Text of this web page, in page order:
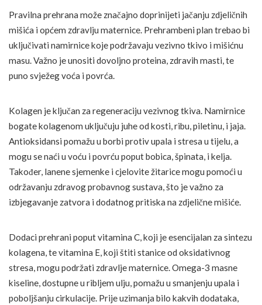
Pravilna prehrana može značajno doprinijeti jačanju zdjeličnih
mišića i općem zdravlju maternice. Prehrambeni plan trebao bi
uključivati namirnice koje podržavaju vezivno tkivo i mišićnu
masu. Važno je unositi dovoljno proteina, zdravih masti, te
puno svježeg voća i povrća.
Kolagen je ključan za regeneraciju vezivnog tkiva. Namirnice
bogate kolagenom uključuju juhe od kosti, ribu, piletinu, i jaja.
Antioksidansi pomažu u borbi protiv upala i stresa u tijelu, a
mogu se naći u voću i povrću poput bobica, špinata, i kelja.
Također, lanene sjemenke i cjelovite žitarice mogu pomoći u
održavanju zdravog probavnog sustava, što je važno za
izbjegavanje zatvora i dodatnog pritiska na zdjelične mišiće.
Dodaci prehrani poput vitamina C, koji je esencijalan za sintezu
kolagena, te vitamina E, koji štiti stanice od oksidativnog
stresa, mogu podržati zdravlje maternice. Omega-3 masne
kiseline, dostupne u ribljem ulju, pomažu u smanjenju upala i
poboljšanju cirkulacije. Prije uzimanja bilo kakvih dodataka,